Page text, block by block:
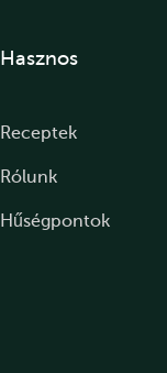
Hasznos
Receptek
Rólunk
Hűségpontok